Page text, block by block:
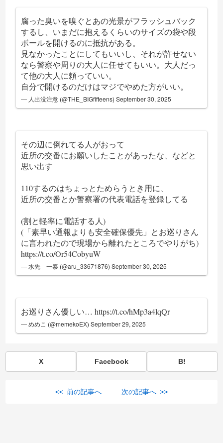
腐った臭いを嗅ぐとあの光景がフラッシュバック
するし、いまだに抱えるくらいのサイズの袋や段
ボールを開けるのに抵抗がある。
見なかったことにしてもいいし、それが許せない
なら警察や周りの大人に任せてもいい。大人だっ
て他の大人に頼っていい。
自分で開けるのだけはマジでやめた方がいい。
— 人出没注意 (@THE_BIGfifteens)September 30, 2025
その辺に倒れてる人がおって
近所の交番にお願いしたことがあったな、などと
思い出す
110するのはちょっとためらうとき用に、
近所の交番とか警察署の代表電話を登録してる
(割と軽率に電話する人)
(「素早い通報よりも安全確保優先」とお巡りさん
に言われたので現場から離れたところでやりがち)
https://t.co/Or54CobyuW
— 水先 一泰 (@aru_33671876)September 30, 2025
お巡りさん優しい…https://t.co/hMp3a4lqQr
— めめこ (@memekoEX)September 29, 2025
X Facebook B!
<< 前の記事へ 次の記事へ >>